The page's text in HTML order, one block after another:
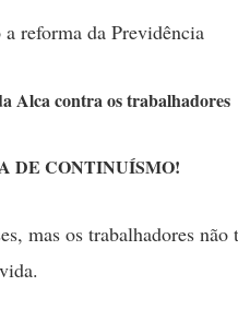
reforma da Previdência
Alca contra os trabalhadores
DE CONTINUÍSMO!
mas os trabalhadores não